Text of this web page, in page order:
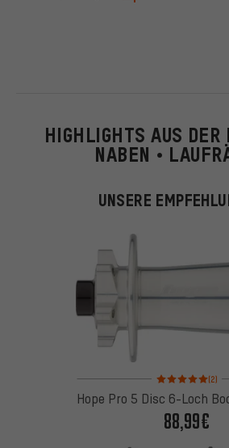
HIGHLIGHTS AUS DER
NABEN •
UNSERE
Bewertungen: 5
(2)
Hope Pro 5 Disc 6-Loch
88,99€